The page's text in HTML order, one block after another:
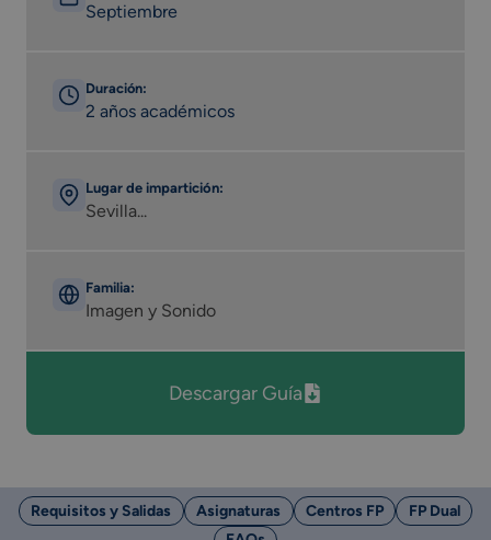
Septiembre
Duración:
2 años académicos
Lugar de impartición:
Sevilla...
Familia:
Imagen y Sonido
Descargar Guía
Requisitos y Salidas Asignaturas Centros FP
FP Dual